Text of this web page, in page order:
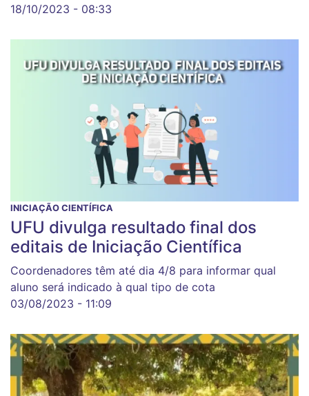
18/10/2023 - 08:33
INICIAÇÃO CIENTÍFICA
UFU divulga resultado final dos
editais de Iniciação Científica
Coordenadores têm até dia 4/8 para informar qual
aluno será indicado à qual tipo de cota
03/08/2023 - 11:09